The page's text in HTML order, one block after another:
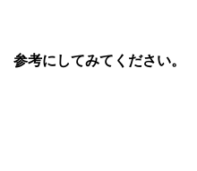
参考にしてみてください。